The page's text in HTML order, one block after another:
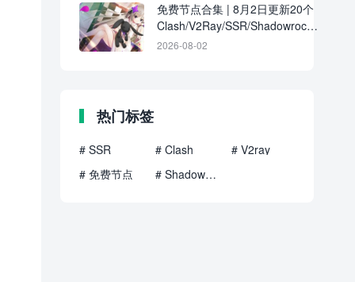
免费节点合集 | 8月2日更新20个
Clash/V2Ray/SSR/Shadowrocket
订阅地址
2026-08-02
热门标签
# SSR # Clash
# V2ray
# 免费节点
# Shadowrocket